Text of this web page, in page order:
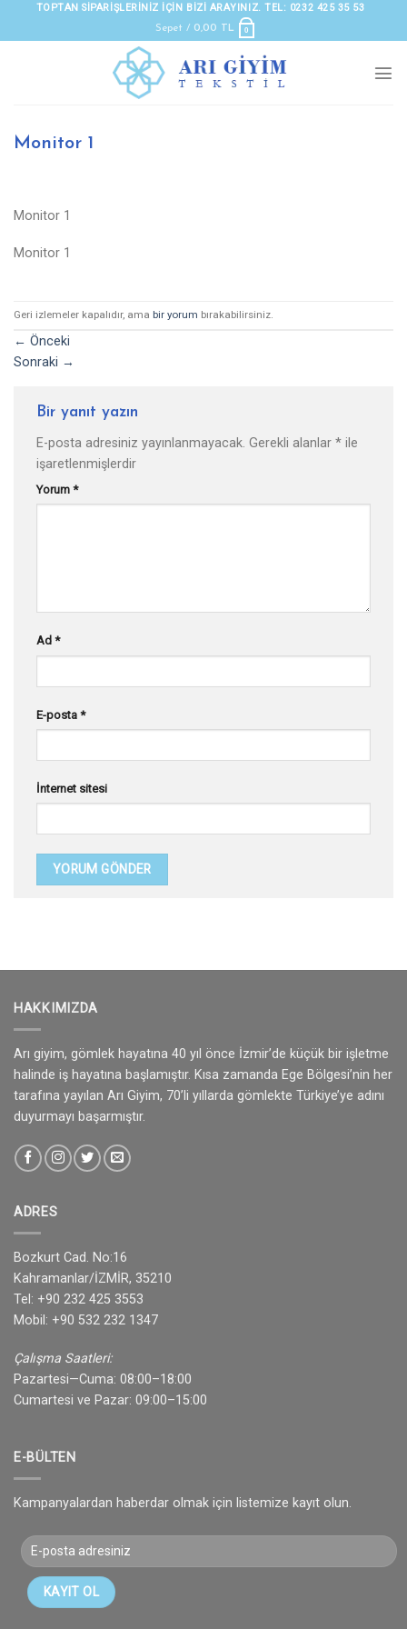
TOPTAN SIPARIŞLERINIZ IÇIN BIZI ARAYINIZ. TEL: 0232 425 35 53
Sepet / 0,00 TL 0
Monitor 1
Monitor 1
Monitor 1
Geri izlemeler kapalıdır, ama bir yorum bırakabilirsiniz.
← Önceki
Sonraki →
Bir yanıt yazın
E-posta adresiniz yayınlanmayacak. Gerekli alanlar * ile
işaretlenmişlerdir
Yorum *
Ad *
E-posta *
İnternet sitesi
HAKKIMIZDA
Arı giyim, gömlek hayatına 40 yıl önce İzmir’de küçük bir işletme
halinde iş hayatına başlamıştır. Kısa zamanda Ege Bölgesi’nin her
tarafına yayılan Arı Giyim, 70’li yıllarda gömlekte Türkiye’ye adını
duyurmayı başarmıştır.
ADRES
Bozkurt Cad. No:16
Kahramanlar/İZMİR, 35210
Tel: +90 232 425 3553
Mobil: +90 532 232 1347
Çalışma Saatleri:
Pazartesi—Cuma: 08:00–18:00
Cumartesi ve Pazar: 09:00–15:00
E-BÜLTEN
Kampanyalardan haberdar olmak için listemize kayıt olun.